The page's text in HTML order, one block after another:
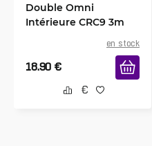
Double Omni
Intérieure CRC9 3m
en stock
18.90 €